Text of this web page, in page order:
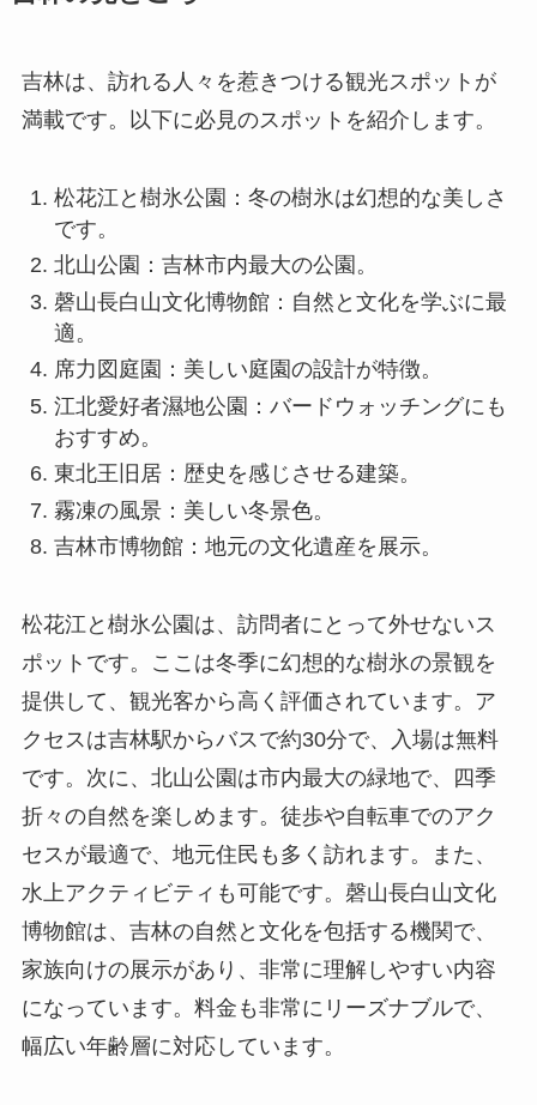
吉林は、訪れる人々を惹きつける観光スポットが
満載です。以下に必見のスポットを紹介します。
松花江と樹氷公園：冬の樹氷は幻想的な美しさ
です。
北山公園：吉林市内最大の公園。
磬山長白山文化博物館：自然と文化を学ぶに最
適。
席力図庭園：美しい庭園の設計が特徴。
江北愛好者濕地公園：バードウォッチングにも
おすすめ。
東北王旧居：歴史を感じさせる建築。
霧凍の風景：美しい冬景色。
吉林市博物館：地元の文化遺産を展示。
松花江と樹氷公園は、訪問者にとって外せないス
ポットです。ここは冬季に幻想的な樹氷の景観を
提供して、観光客から高く評価されています。ア
クセスは吉林駅からバスで約30分で、入場は無料
です。次に、北山公園は市内最大の緑地で、四季
折々の自然を楽しめます。徒歩や自転車でのアク
セスが最適で、地元住民も多く訪れます。また、
水上アクティビティも可能です。磬山長白山文化
博物館は、吉林の自然と文化を包括する機関で、
家族向けの展示があり、非常に理解しやすい内容
になっています。料金も非常にリーズナブルで、
幅広い年齢層に対応しています。